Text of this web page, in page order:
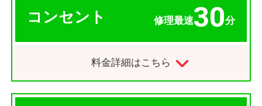
コンセント 修理最速30分
料金詳細はこちら